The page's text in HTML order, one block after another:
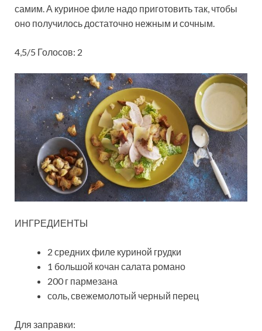
самим. А куриное филе надо приготовить так, чтобы
оно получилось достаточно нежным и сочным.
4,5/5 Голосов: 2
ИНГРЕДИЕНТЫ
2 средних филе куриной грудки
1 большой кочан салата романо
200 г пармезана
соль, свежемолотый черный перец
Для заправки: